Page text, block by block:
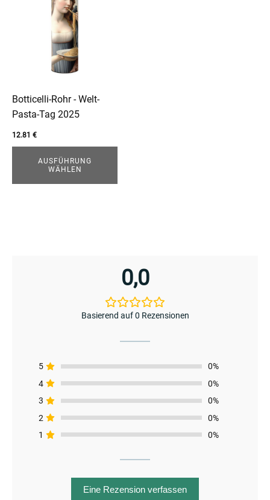
Botticelli-Rohr - Welt-
Pasta-Tag 2025
12.81 €
AUSFÜHRUNG
WÄHLEN
Varianten
können
auf
der
Produktseite
gewählt
0,0
Basierend auf 0 Rezensionen
5
0%
4
0%
3
0%
2
0%
1
0%
Eine Rezension verfassen